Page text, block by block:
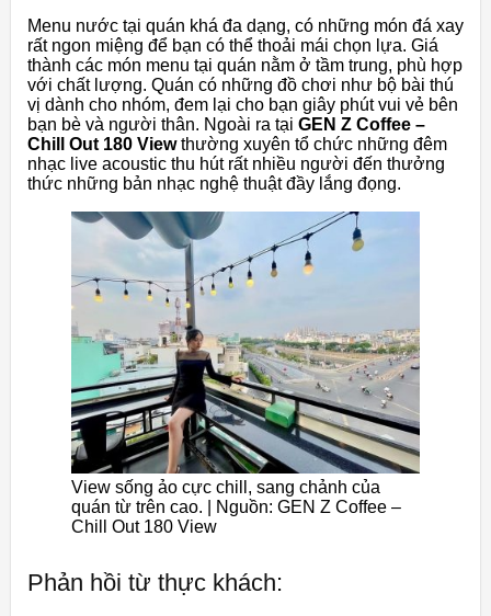
Menu nước tại quán khá đa dạng, có những món đá xay
rất ngon miệng để bạn có thể thoải mái chọn lựa. Giá
thành các món menu tại quán nằm ở tầm trung, phù hợp
với chất lượng. Quán có những đồ chơi như bộ bài thú
vị dành cho nhóm, đem lại cho bạn giây phút vui vẻ bên
bạn bè và người thân. Ngoài ra tại GEN Z Coffee –
Chill Out 180 Viewthường xuyên tổ chức những đêm
nhạc live acoustic thu hút rất nhiều người đến thưởng
thức những bản nhạc nghệ thuật đầy lắng đọng.
View sống ảo cực chill, sang chảnh của
quán từ trên cao. | Nguồn: GEN Z Coffee –
Chill Out 180 View
Phản hồi từ thực khách: